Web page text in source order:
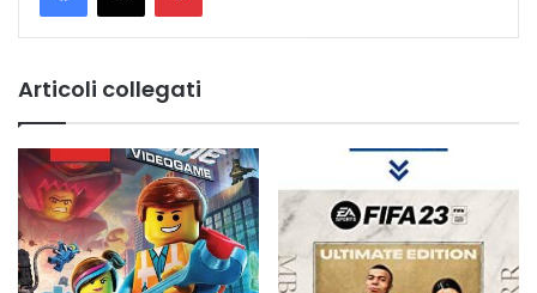
Articoli collegati